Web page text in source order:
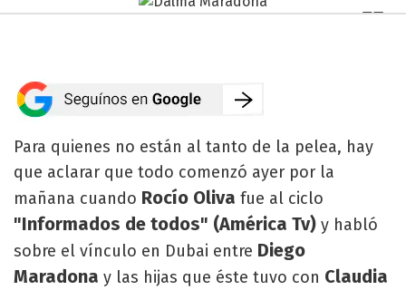
Para quienes no están al tanto de la pelea, hay
que aclarar que todo comenzó ayer por la
mañana cuando Rocío Oliva fue al ciclo
"Informados de todos" (América Tv) y habló
sobre el vínculo en Dubai entre Diego
Maradona y las hijas que éste tuvo con Claudia